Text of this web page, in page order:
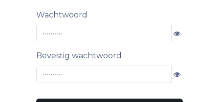
Wachtwoord
Bevestig wachtwoord